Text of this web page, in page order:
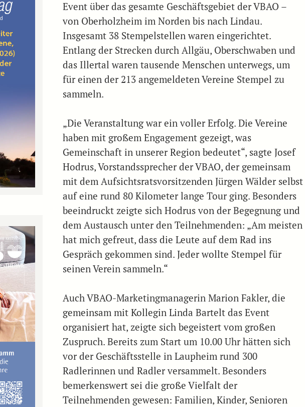
Event über das gesamte Geschäftsgebiet der VBAO –
von Oberholzheim im Norden bis nach Lindau.
Insgesamt 38 Stempelstellen waren eingerichtet.
Entlang der Strecken durch Allgäu, Oberschwaben und
das Illertal waren tausende Menschen unterwegs, um
für einen der 213 angemeldeten Vereine Stempel zu
sammeln.
„Die Veranstaltung war ein voller Erfolg. Die Vereine
haben mit großem Engagement gezeigt, was
Gemeinschaft in unserer Region bedeutet“, sagte Josef
Hodrus, Vorstandssprecher der VBAO, der gemeinsam
mit dem Aufsichtsratsvorsitzenden Jürgen Wälder selbst
auf eine rund 80 Kilometer lange Tour ging. Besonders
beeindruckt zeigte sich Hodrus von der Begegnung und
dem Austausch unter den Teilnehmenden: „Am meisten
hat mich gefreut, dass die Leute auf dem Rad ins
Gespräch gekommen sind. Jeder wollte Stempel für
seinen Verein sammeln.“
Auch VBAO-Marketingmanagerin Marion Fakler, die
gemeinsam mit Kollegin Linda Bartelt das Event
organisiert hat, zeigte sich begeistert vom großen
Zuspruch. Bereits zum Start um 10.00 Uhr hätten sich
vor der Geschäftsstelle in Laupheim rund 300
Radlerinnen und Radler versammelt. Besonders
bemerkenswert sei die große Vielfalt der
Teilnehmenden gewesen: Familien, Kinder, Senioren